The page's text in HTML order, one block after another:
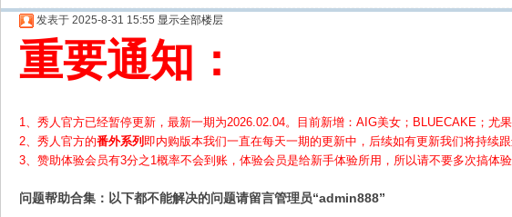
发表于 2025-8-31 15:55 显示全部楼层
重要通知：
1、秀人官方已经暂停更新，最新一期为2026.02.04。目前新增：AIG美女；BLUECAKE；尤
2、 秀人官方的番外系列 即内购版本我们一直在每天一期的更新中，后续如有更新我们将持续
3、赞助体验会员有3分之1概率不会到账，体验会员是给新手体验所用，所以请不要多次搞体
问题帮助合集 ：以下都不能解决的问题请留言管理员“admin888”